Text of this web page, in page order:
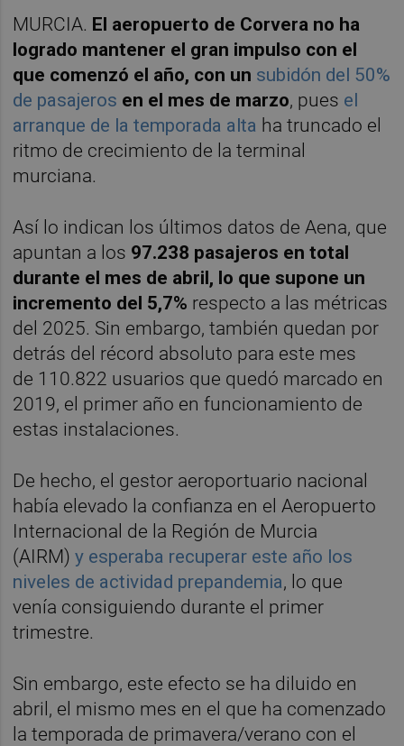
MURCIA. El aeropuerto de Corvera no ha
logrado mantener el gran impulso con el
que comenzó el año, con un subidón del 50%
de pasajeros en el mes de marzo, pues el
arranque de la temporada alta ha truncado el
ritmo de crecimiento de la terminal
murciana.
Así lo indican los últimos datos de Aena, que
apuntan a los 97.238 pasajeros en total
durante el mes de abril, lo que supone un
incremento del 5,7% respecto a las métricas
del 2025. Sin embargo, también quedan por
detrás del récord absoluto para este mes
de 110.822 usuarios que quedó marcado en
2019, el primer año en funcionamiento de
estas instalaciones.
De hecho, el gestor aeroportuario nacional
había elevado la confianza en el Aeropuerto
Internacional de la Región de Murcia
(AIRM)y esperaba recuperar este año los
niveles de actividad prepandemia, lo que
venía consiguiendo durante el primer
trimestre.
Sin embargo, este efecto se ha diluido en
abril, el mismo mes en el que ha comenzado
la temporada de primavera/verano con el